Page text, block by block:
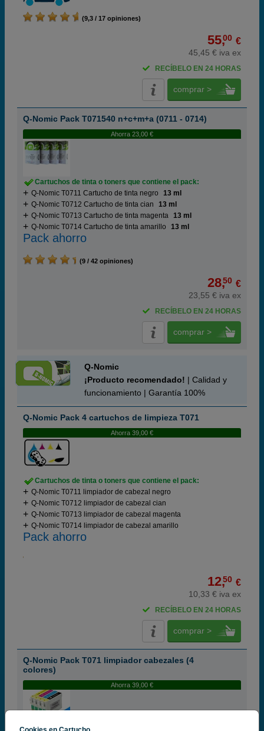
(9,3 / 17 opiniones)
55,00 €
45,45 € iva ex
RECÍBELO EN 24 HORAS
comprar >
Q-Nomic Pack T071540 n+c+m+a (0711 - 0714)
Ahorra 23,00 €
Cartuchos de tinta o toners que contiene el pack:
Q-Nomic T0711 Cartucho de tinta negro
13 ml
Q-Nomic T0712 Cartucho de tinta cian
13 ml
Q-Nomic T0713 Cartucho de tinta magenta 13 ml
Q-Nomic T0714 Cartucho de tinta amarillo
13 ml
Pack ahorro
(9 / 42 opiniones)
28,50 €
23,55 € iva ex
RECÍBELO EN 24 HORAS
comprar >
Q-Nomic
¡Producto recomendado! | Calidad y
funcionamiento | Garantía 100%
Q-Nomic Pack 4 cartuchos de limpieza T071
Ahorra 39,00 €
Cartuchos de tinta o toners que contiene el pack:
Q-Nomic T0711 limpiador de cabezal negro
Q-Nomic T0712 limpiador de cabezal cian
Q-Nomic T0713 limpiador de cabezal magenta
Q-Nomic T0714 limpiador de cabezal amarillo
Pack ahorro
12,50 €
10,33 € iva ex
RECÍBELO EN 24 HORAS
comprar >
Q-Nomic Pack T071 limpiador cabezales (4
colores)
Ahorra 39,00 €
Cookies en Cartucho